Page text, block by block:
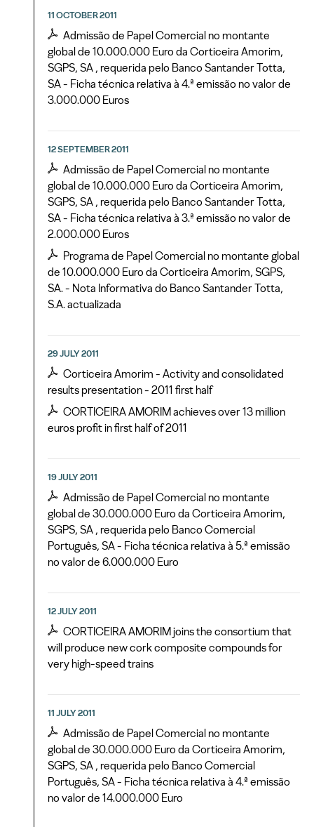
11 OCTOBER 2011
Admissão de Papel Comercial no montante
global de 10.000.000 Euro da Corticeira Amorim,
SGPS, SA , requerida pelo Banco Santander Totta,
SA - Ficha técnica relativa à 4.ª emissão no valor de
3.000.000 Euros
12 SEPTEMBER 2011
Admissão de Papel Comercial no montante
global de 10.000.000 Euro da Corticeira Amorim,
SGPS, SA , requerida pelo Banco Santander Totta,
SA - Ficha técnica relativa à 3.ª emissão no valor de
2.000.000 Euros
Programa de Papel Comercial no montante global
de 10.000.000 Euro da Corticeira Amorim, SGPS,
SA. - Nota Informativa do Banco Santander Totta,
S.A. actualizada
29 JULY 2011
Corticeira Amorim - Activity and consolidated
results presentation - 2011 first half
CORTICEIRA AMORIM achieves over 13 million
euros profit in first half of 2011
19 JULY 2011
Admissão de Papel Comercial no montante
global de 30.000.000 Euro da Corticeira Amorim,
SGPS, SA , requerida pelo Banco Comercial
Português, SA - Ficha técnica relativa à 5.ª emissão
no valor de 6.000.000 Euro
12 JULY 2011
CORTICEIRA AMORIM joins the consortium that
will produce new cork composite compounds for
very high-speed trains
11 JULY 2011
Admissão de Papel Comercial no montante
global de 30.000.000 Euro da Corticeira Amorim,
SGPS, SA , requerida pelo Banco Comercial
Português, SA - Ficha técnica relativa à 4.ª emissão
no valor de 14.000.000 Euro